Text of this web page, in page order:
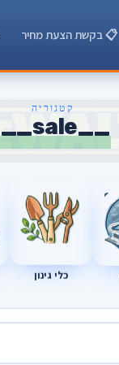
📋 בקשת הצעת מחיר
קטגוריה
__sale__
כלי גינון